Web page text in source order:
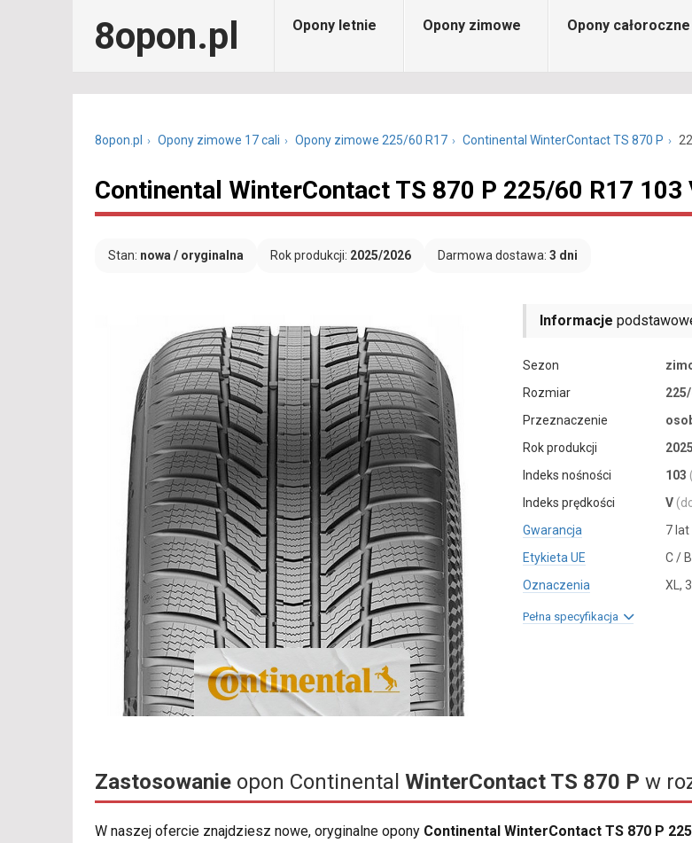
8opon.pl Opony letnie Opony zimowe Opony całoroczne
8opon.pl Opony zimowe 17 cali Opony zimowe 225/60 R17 Continental WinterContact TS 870 P
Continental WinterContact TS 870 P 225/60 R17 103
Stan: nowa / oryginalna Rok produkcji: 2025/2026 Darmowa dostawa: 3 dni
Informacje
Sezon
Rozmiar
Przeznaczenie
Rok produkcji
Indeks nośności
103
Indeks prędkości
V
Gwarancja
7 lat
Etykieta UE
C /
Oznaczenia
XL,
Pełna specyfikacja
Zastosowanie opon Continental WinterContact TS 870 P w
W naszej ofercie znajdziesz nowe, oryginalne opony Continental WinterContact TS 870 P